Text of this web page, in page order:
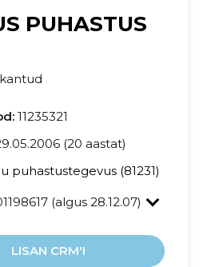
PUHASTUS
11235321
(20 aastat)
puhastustegevus (81231)
(algus 28.12.07)
LISAN CRM'I